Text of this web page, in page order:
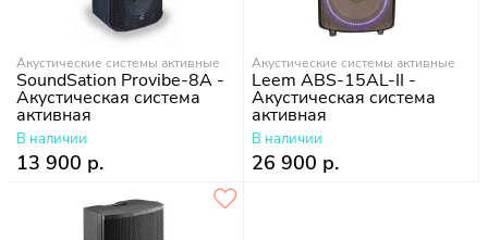
Акустические системы активные
SoundSation Provibe-8A -
Акустическая система
активная
В наличии
13 900 р.
Акустические системы активные
Leem ABS-15AL-II -
Акустическая система
активная
В наличии
26 900 р.